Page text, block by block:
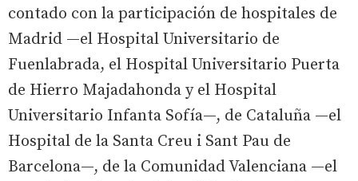
contado con la participación de hospitales de
Madrid —el Hospital Universitario de
Fuenlabrada, el Hospital Universitario Puerta
de Hierro Majadahonda y el Hospital
Universitario Infanta Sofía—, de Cataluña —el
Hospital de la Santa Creu i Sant Pau de
Barcelona—, de la Comunidad Valenciana —el